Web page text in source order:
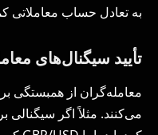
به تعادل حساب معاملاتی
تأیید سیگنال‌های
معامله‌گران از همبستگی